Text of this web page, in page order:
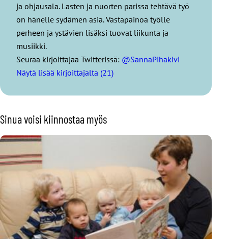
ja ohjausala. Lasten ja nuorten parissa tehtävä työ
on hänelle sydämen asia. Vastapainoa työlle
perheen ja ystävien lisäksi tuovat liikunta ja
musiikki.
Seuraa kirjoittajaa Twitterissä: @SannaPihakivi
Näytä lisää kirjoittajalta (21)
Sinua voisi kiinnostaa myös